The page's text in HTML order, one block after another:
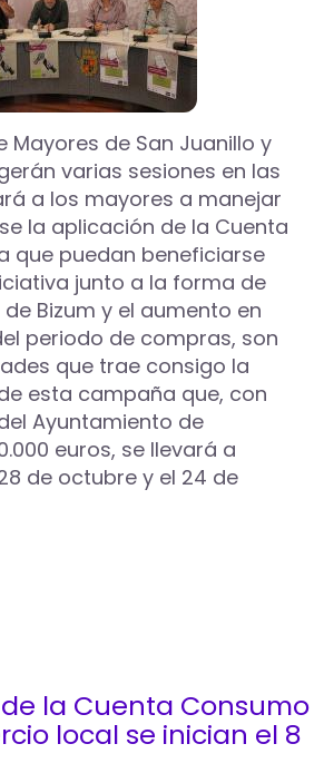
Mayores de San Juanillo y
varias sesiones en las
a los mayores a manejar
la aplicación de la Cuenta
que puedan beneficiarse
junto a la forma de
Bizum y el aumento en
periodo de compras, son
que trae consigo la
esta campaña que, con
Ayuntamiento de
euros, se llevará a
de octubre y el 24 de
la Cuenta Consumo
local se inician el 8